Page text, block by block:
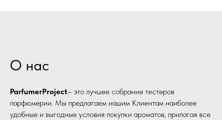
О нас
ParfumerProject– это лучшее собрание тестеров
парфюмерии. Мы предлагаем нашим Клиентам наиболее
удобные и выгодные условия покупки ароматов, прилагая все